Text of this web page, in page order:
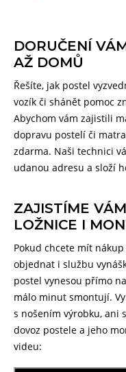
DORUČENÍ
AŽ DOMŮ
Řešíte, jak postel
vozík či shánět pomoc
Abychom vám zajistili
dopravu postelí či
zdarma. Naši technici
udanou adresu a složí
ZAJISTÍME
LOŽNICE I
Pokud chcete mít
objednat i službu
postel vynesou přímo
málo minut smontují.
s nošením výrobku, ani
dovoz postele a jeho
videu: